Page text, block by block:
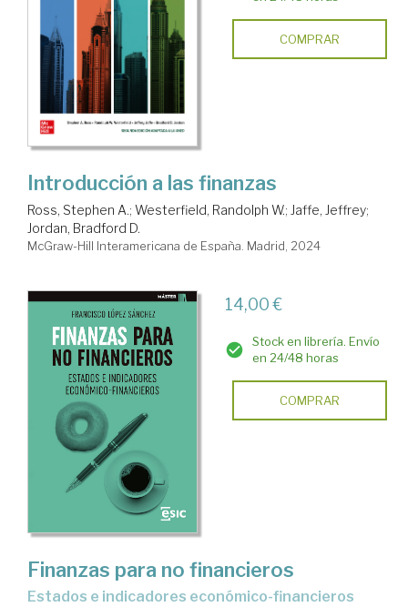
COMPRAR
Introducción a las finanzas
Ross, Stephen A.; Westerfield, Randolph W.; Jaffe, Jeffrey;
Jordan, Bradford D.
McGraw-Hill Interamericana de España. Madrid, 2024
14,00 €
Stock en librería. Envío
en 24/48 horas
COMPRAR
Finanzas para no financieros
estados e indicadores económico-financieros